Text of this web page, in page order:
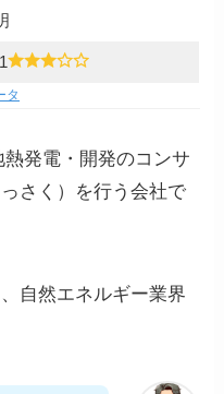
タ
熱発電・開発のコンサ
さく）を行う会社で
自然エネルギー業界